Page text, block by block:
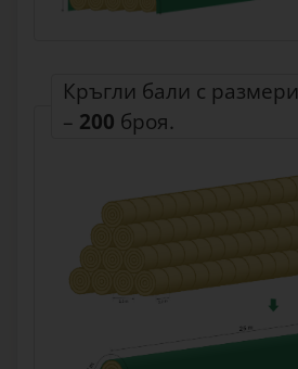
Кръгли бали с размери
– 200 броя.